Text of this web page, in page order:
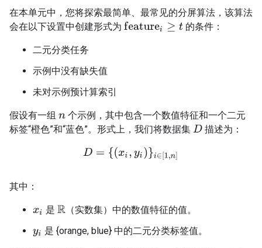
在本单元中，您将探索最简单、最常见的分屏算法，该算法
会在以下设置中创建形式为 featurei≥t 的条件：
二元分类任务
示例中没有缺失值
未对示例预计算索引
假设有一组 n个示例，其中包含一个数值特征和一个二元
标签“橙色”和“蓝色”。形式上，我们将数据集 D 描述为：
D ={ (xi,yi )}i∈ 1,n]
其中：
xi 是 R
（实数集）中的数值特征的值。
yi 是 {orange, blue} 中的二元分类标签值。